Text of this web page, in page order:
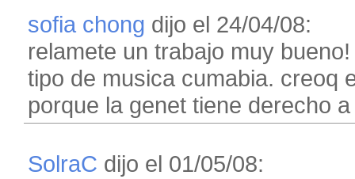
sofia chong dijo el 24/04/08:
relamete un trabajo muy
tipo de musica cumabia. creoq
porque la genet tiene derecho
SolraC dijo el 01/05/08: